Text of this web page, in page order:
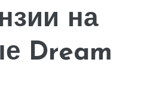
на
Dream